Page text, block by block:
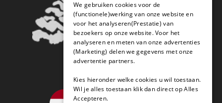
We gebruiken cookies voor de
(functionele)werking van onze website en
voor het analyseren(Prestatie) van
bezoekers op onze website. Voor het
analyseren en meten van onze advertenties
(Marketing) delen we gegevens met onze
advertentie partners.
Kies hieronder welke cookies u wil toestaan.
Wil je alles toestaan klik dan direct op Alles
Accepteren.